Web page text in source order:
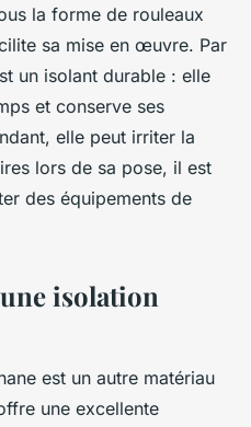
la forme de rouleaux
sa mise en œuvre. Par
un isolant durable : elle
et conserve ses
elle peut irriter la
lors de sa pose, il est
des équipements de
isolation
est un autre matériau
une excellente